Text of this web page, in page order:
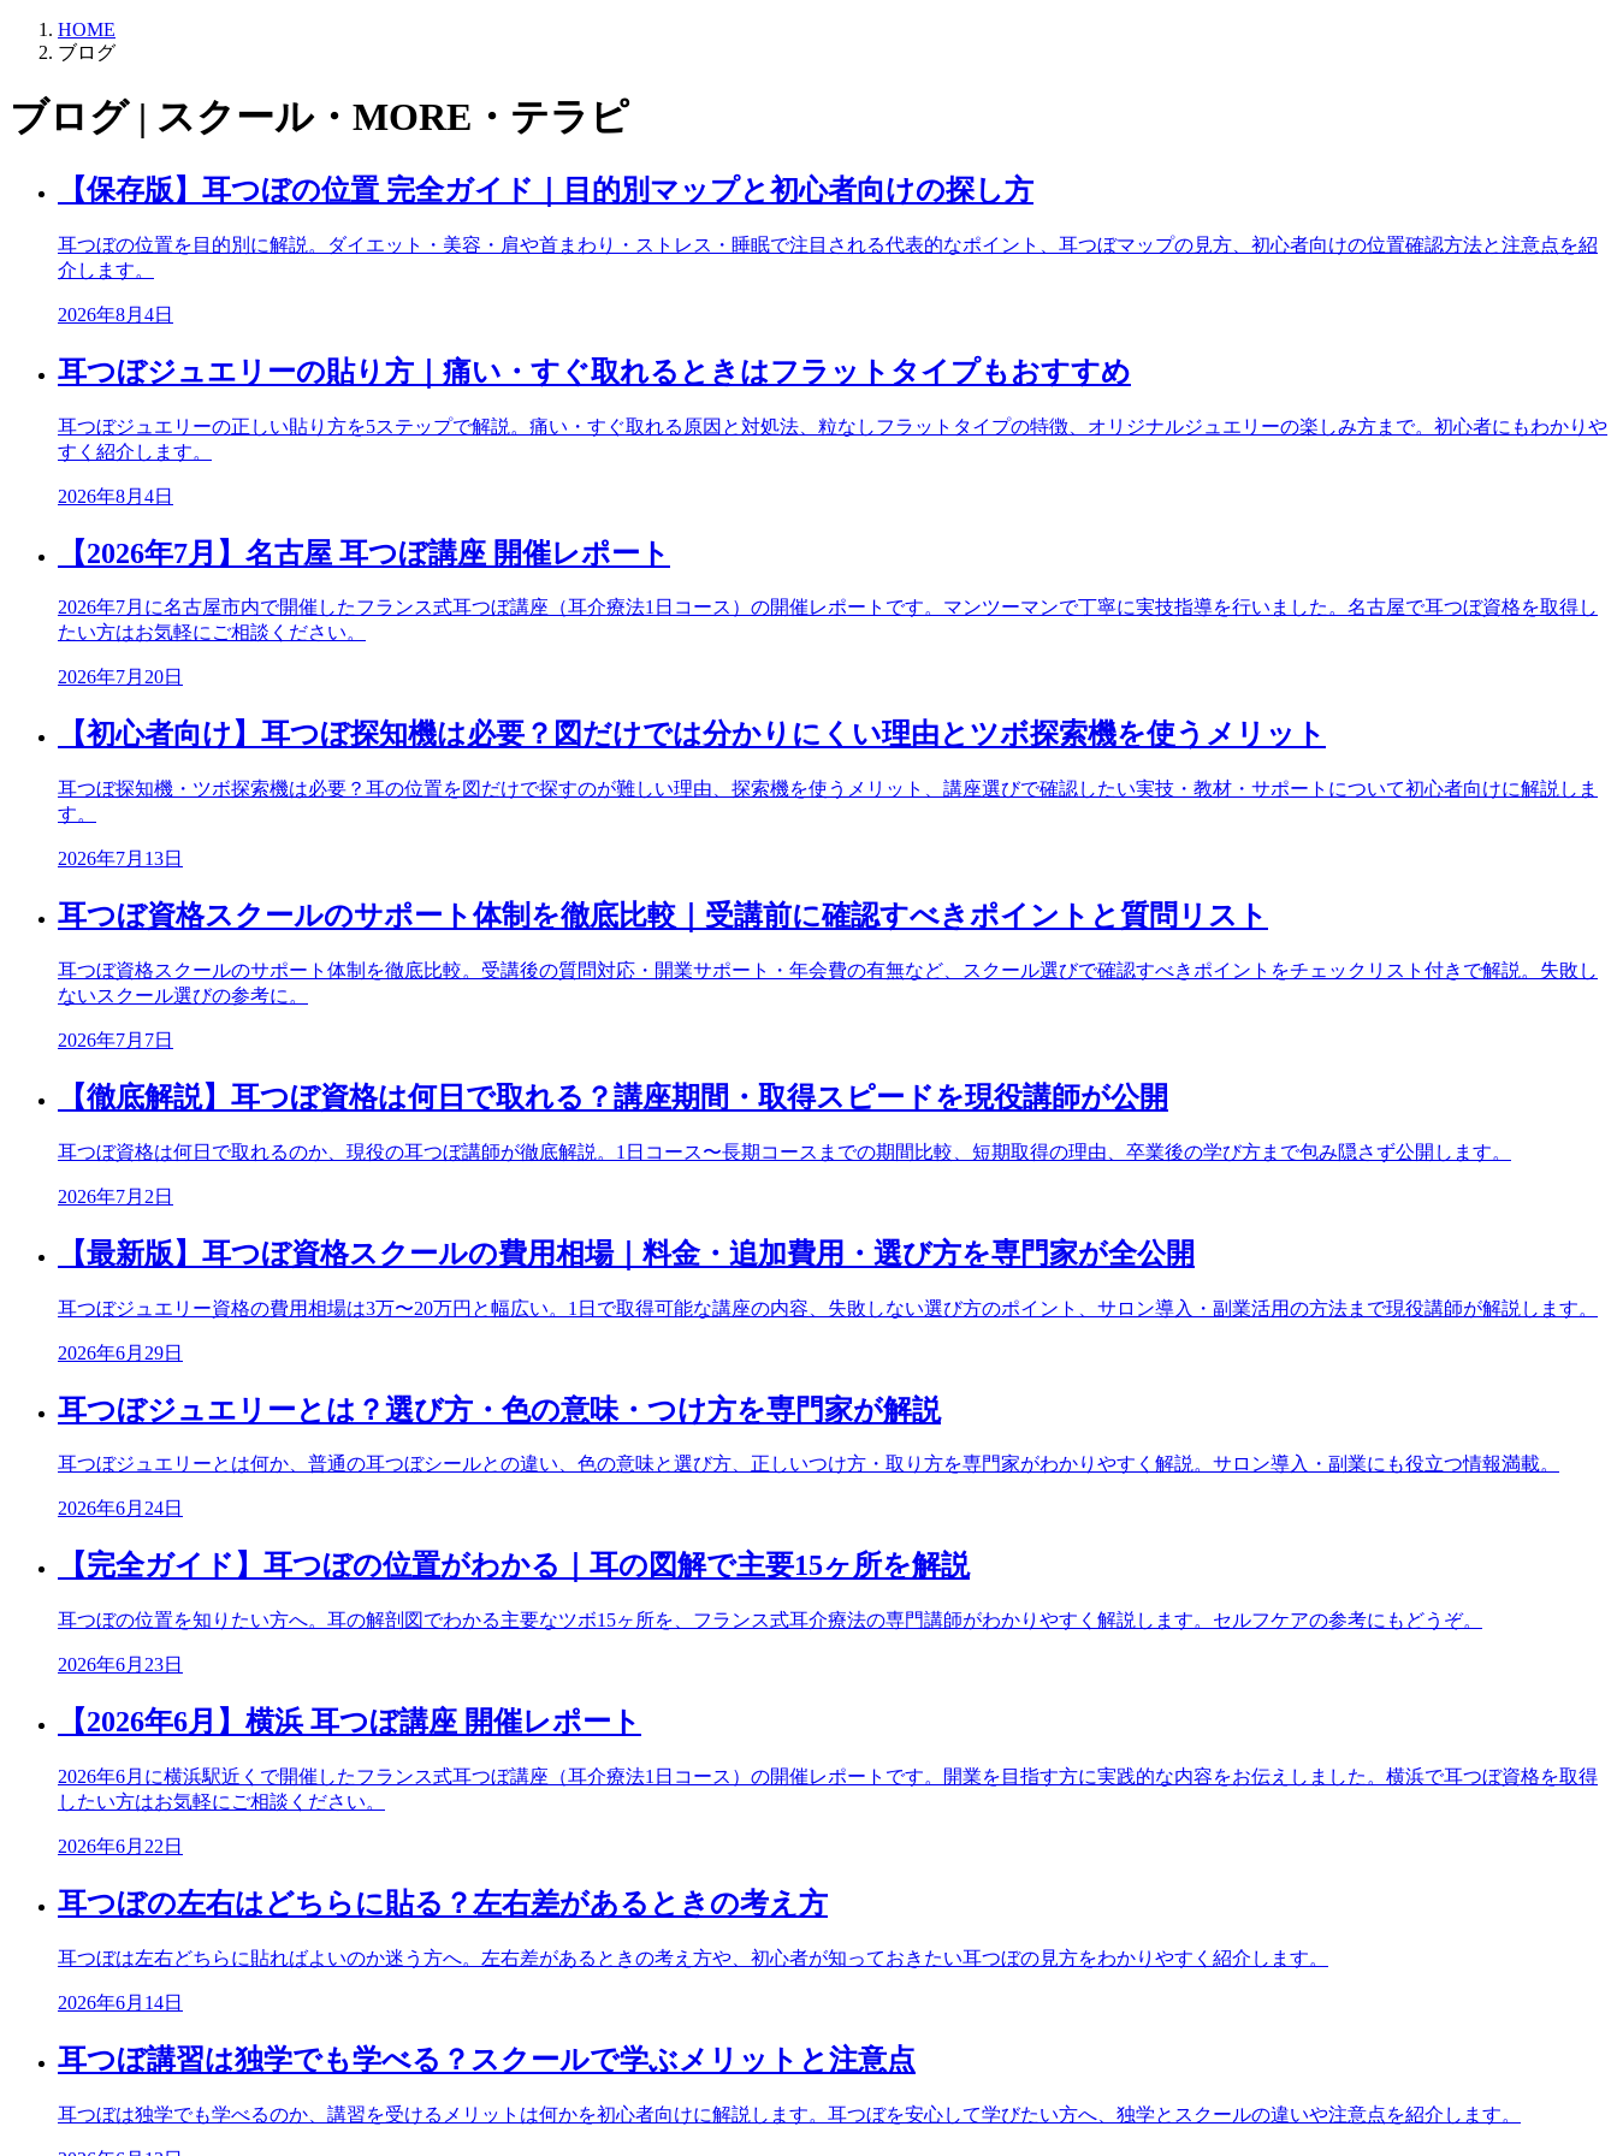
HOME
ブログ
ブログ | スクール・MORE・テラピ
【保存版】耳つぼの位置 完全ガイド｜目的別マップと初心者向けの探し方
耳つぼの位置を目的別に解説。ダイエット・美容・肩や首まわり・ストレス・睡眠で注目される代表的なポイント、耳つぼマップの見方、初心者向けの位置確認方法と注意点を紹
介します。
2026年8月4日
耳つぼジュエリーの貼り方｜痛い・すぐ取れるときはフラットタイプもおすすめ
耳つぼジュエリーの正しい貼り方を5ステップで解説。痛い・すぐ取れる原因と対処法、粒なしフラットタイプの特徴、オリジナルジュエリーの楽しみ方まで。初心者にもわかりや
すく紹介します。
2026年8月4日
【2026年7月】名古屋 耳つぼ講座 開催レポート
2026年7月に名古屋市内で開催したフランス式耳つぼ講座（耳介療法1日コース）の開催レポートです。マンツーマンで丁寧に実技指導を行いました。名古屋で耳つぼ資格を取得し
たい方はお気軽にご相談ください。
2026年7月20日
【初心者向け】耳つぼ探知機は必要？図だけでは分かりにくい理由とツボ探索機を使うメリット
耳つぼ探知機・ツボ探索機は必要？耳の位置を図だけで探すのが難しい理由、探索機を使うメリット、講座選びで確認したい実技・教材・サポートについて初心者向けに解説しま
す。
2026年7月13日
耳つぼ資格スクールのサポート体制を徹底比較｜受講前に確認すべきポイントと質問リスト
耳つぼ資格スクールのサポート体制を徹底比較。受講後の質問対応・開業サポート・年会費の有無など、スクール選びで確認すべきポイントをチェックリスト付きで解説。失敗し
ないスクール選びの参考に。
2026年7月7日
【徹底解説】耳つぼ資格は何日で取れる？講座期間・取得スピードを現役講師が公開
耳つぼ資格は何日で取れるのか、現役の耳つぼ講師が徹底解説。1日コース〜長期コースまでの期間比較、短期取得の理由、卒業後の学び方まで包み隠さず公開します。
2026年7月2日
【最新版】耳つぼ資格スクールの費用相場｜料金・追加費用・選び方を専門家が全公開
耳つぼジュエリー資格の費用相場は3万〜20万円と幅広い。1日で取得可能な講座の内容、失敗しない選び方のポイント、サロン導入・副業活用の方法まで現役講師が解説します。
2026年6月29日
耳つぼジュエリーとは？選び方・色の意味・つけ方を専門家が解説
耳つぼジュエリーとは何か、普通の耳つぼシールとの違い、色の意味と選び方、正しいつけ方・取り方を専門家がわかりやすく解説。サロン導入・副業にも役立つ情報満載。
2026年6月24日
【完全ガイド】耳つぼの位置がわかる｜耳の図解で主要15ヶ所を解説
耳つぼの位置を知りたい方へ。耳の解剖図でわかる主要なツボ15ヶ所を、フランス式耳介療法の専門講師がわかりやすく解説します。セルフケアの参考にもどうぞ。
2026年6月23日
【2026年6月】横浜 耳つぼ講座 開催レポート
2026年6月に横浜駅近くで開催したフランス式耳つぼ講座（耳介療法1日コース）の開催レポートです。開業を目指す方に実践的な内容をお伝えしました。横浜で耳つぼ資格を取得
したい方はお気軽にご相談ください。
2026年6月22日
耳つぼの左右はどちらに貼る？左右差があるときの考え方
耳つぼは左右どちらに貼ればよいのか迷う方へ。左右差があるときの考え方や、初心者が知っておきたい耳つぼの見方をわかりやすく紹介します。
2026年6月14日
耳つぼ講習は独学でも学べる？スクールで学ぶメリットと注意点
耳つぼは独学でも学べるのか、講習を受けるメリットは何かを初心者向けに解説します。耳つぼを安心して学びたい方へ、独学とスクールの違いや注意点を紹介します。